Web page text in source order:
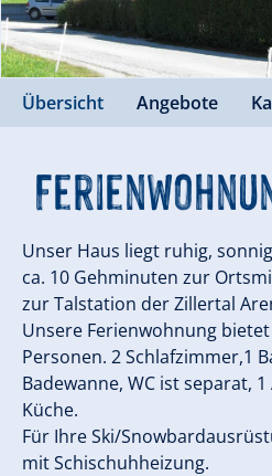
Übersicht Angebote
Unser Haus liegt ruhig,
ca. 10 Gehminuten zur
zur Talstation der Zillertal
Unsere Ferienwohnung
Personen. 2 Schlafzimmer,1
Badewanne, WC ist separat,
Küche.
Für Ihre Ski/
mit Schischuhheizung.